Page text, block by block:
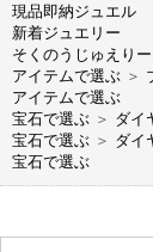
現品即納ジュエル
新着ジュエリー
そくのうじゅえりー
アイテムで選ぶ ＞
アイテムで選ぶ
宝石で選ぶ ＞ ダイ
宝石で選ぶ ＞ ダイ
宝石で選ぶ